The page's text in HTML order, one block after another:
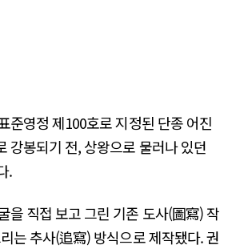
준영정 제100호로 지정된 단종 어진
강봉되기 전, 상왕으로 물러나 있던
.
을 직접 보고 그린 기존 도사(圖寫) 작
는 추사(追寫) 방식으로 제작됐다. 권